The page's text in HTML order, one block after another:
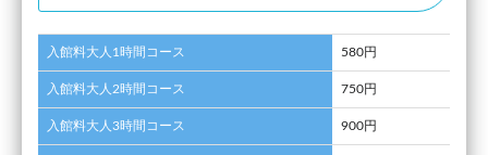
入館料大人1時間コース 580円
入館料大人2時間コース 750円
入館料大人3時間コース 900円